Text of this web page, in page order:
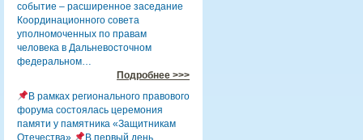
событие – расширенное заседание
Координационного совета
уполномоченных по правам
человека в Дальневосточном
федеральном…
Подробнее >>>
В рамках регионального правового
форума состоялась церемония
памяти у памятника «Защитникам
Отечества».
В первый день